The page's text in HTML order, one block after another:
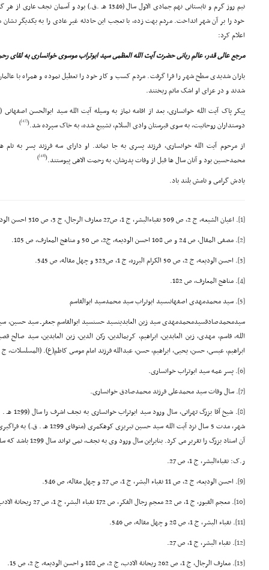
نیم روز گرم و تابستانى نهم جمادى الاول سال (1346 هـ .ق.)
خود را بر آن شهر انداخت. مردم بهت زده، با تعجب این حادثه غیر عادى را به یکدیگر
اعلام کرد:
مرجع عالى قدر، عالم ربانى حضرت آیت الله العظمى سید ابوتراب موسوى خوانسارى به لقاى
باران شدیدى سطح شهر را فرا گرفت. مردم کسب و کار خود را تعطیل نموده و همراه با
شدند و در عزاى او اشک ماتم ریختند.
دوستداران روحانیت، به سوى قبرستان وادى السلام، تشییع شده، به خاک سپرده شد.(
[47]
)
از مرحوم آیت الله خوانسارى، فرزند پسرى به جا نماند. او داراى سه فرزند پسر به
محمدحسین بود و آنان سال ها قبل از وفات پدرشان، به رحمت الاهى پیوستند.(
[48]
)
یادش گرامى و نامش بلند باد.
[1] . اعیان الشیعه، ج 2، ص 309 نقباءالبشر، ج 1، ص27 معارف الرجال، ج 3، ص 310 احسن الودیعه، ج 2، ص 10 و مناهج المعارف، ص 187.
[2] . مصفى المقال، ص 24 و ص 108 احسن الودیعه، ج2، ص 50 و مناهج المعارف، ص 185.
[3] . احسن الودیعه، ج 2، ص 50 الکرام البرره، ج 1، ص323 و چهل مقاله، ص 545.
[4] . مناهج المعارف، ص 182.
[5] . سید محمدمهدى اصفهانىسید ابوتراب سید محمدسید ابوالقاسم
سیدمحمدصادقسیدمحمدمهدى سید زین العابدینسید حسنسید ابوالقاسم جعفرـ سید حسین،
الله، قاسم، مهدى، زین العابدین، ابراهیم، کریمالدین، رکن الدین، زین العابدین، سید
ابراهیم، عیسى، حسن، یحیى، ابراهیم، حسن، عبدالله فرزند امام موسى کاظم(ع). (المسلسلات، ج 2، ص 164 احسن الودیعه، ج 2، ص 3.)
[6] . پسر عمه سید ابوتراب خوانسارى.
[7] . سال وفات سید محمدعلى فرزند محمدصادق خوانسارى.
[8]
. شیخ آقا
شهر، مدت 5 سال نزد آیت الله سید
آن استاد بزرگ را تقریر مى کرد. بنابراین سال ورود وى به نجف، نمى تواند سال 1299 باشد که سال وفات استادش آیت الله کوهکمرى است.
ر.ک: نقباءالبشر، ج 1، ص 27.
[9] . احسن الودیعه، ج 2، ص 11 نقباء البشر، ج 1، ص 27 و چهل مقاله، ص 546.
[10]
. معجم القبور، ج 1، ص 22 معجم رجال الفکر، ص 172 نقباء البشر، ج 1، ص 27 ریحانة الادب، ج 2، ص 188 مناهج المعارف، ص 185.
[11]
. نقباء البشر، ج 1، ص 28 و چهل مقاله، ص 546.
[12]
. نقباء البشر، ج 1، ص 27.
[13]
. معارف الرجال، ج 1، ص 262 ریحانة الادب، ج 2، ص 188 و احسن الودیعه، ج 2، ص 15.